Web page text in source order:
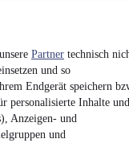
Partner technisch
und so
Endgerät speichern
personalisierte Inhalte und
Anzeigen- und
und